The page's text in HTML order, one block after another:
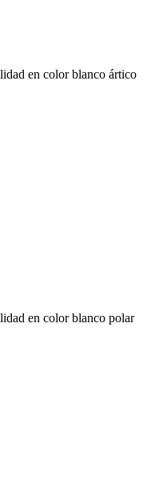
en color blanco ártico
en color blanco polar